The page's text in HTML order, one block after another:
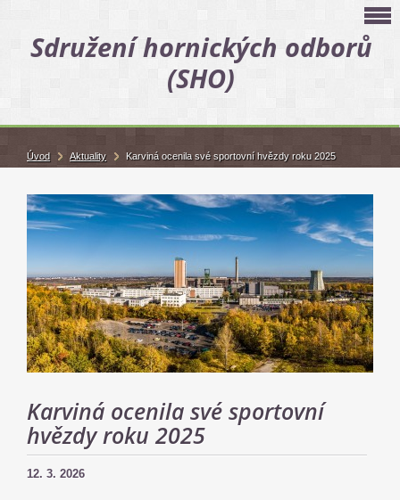
Sdružení hornických odborů
(SHO)
Karviná ocenila své sportovní
hvězdy roku 2025
12. 3. 2026
Úvod Aktuality Karviná ocenila své sportovní hvězdy roku 2025